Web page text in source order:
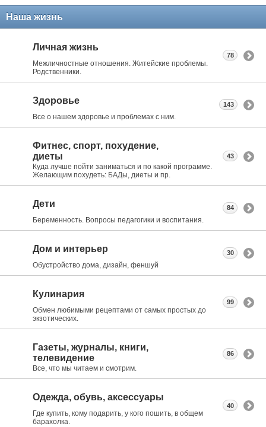
Наша жизнь
Личная жизнь
Межличностные отношения. Житейские проблемы.
Родственники.
78
Здоровье
Все о нашем здоровье и проблемах с ним.
143
Фитнес, спорт, похудение,
диеты
Куда лучше пойти заниматься и по какой программе.
Желающим похудеть: БАДы, диеты и пр.
43
Дети
Беременность. Вопросы педагогики и воспитания.
84
Дом и интерьер
Обустройство дома, дизайн, феншуй
30
Кулинария
Обмен любимыми рецептами от самых простых до
экзотических.
99
Газеты, журналы, книги,
телевидение
Все, что мы читаем и смотрим.
86
Одежда, обувь, аксессуары
Где купить, кому подарить, у кого пошить, в общем
барахолка.
40